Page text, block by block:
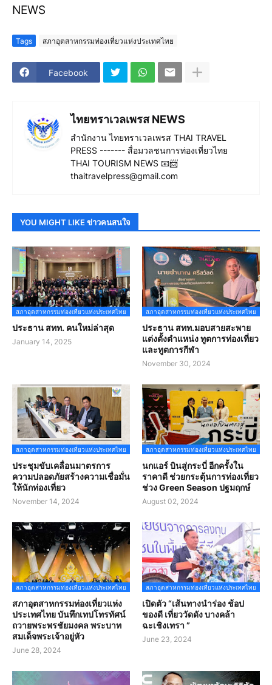
NEWS
Tags สภาอุตสาหกรรมท่องเที่ยวแห่งประเทศไทย
Facebook
ไทยทราเวลเพรส NEWS
สำนักงาน ไทยทราเวลเพรส THAI TRAVEL
PRESS ------- สื่อมวลชนการท่องเที่ยวไทย
THAI TOURISM NEWS 📧📨
thaitravelpress@gmail.com
YOU MIGHT LIKE ข่าวคนสนใจ
สภาอุตสาหกรรมท่องเที่ยวแห่งประเทศไทย
ประธาน สทท. คนใหม่ล่าสุด
January 14, 2025
สภาอุตสาหกรรมท่องเที่ยวแห่งประเทศไทย
ประธาน สทท.มอบสายสะพาย
แต่งตั้งตำแหน่ง ทูตการท่องเที่ยว
และทูตการกีฬา
November 30, 2024
สภาอุตสาหกรรมท่องเที่ยวแห่งประเทศไทย
ประชุมขับเคลื่อนมาตรการ
ความปลอดภัยสร้างความเชื่อมั่น
ให้นักท่องเที่ยว
November 14, 2024
สภาอุตสาหกรรมท่องเที่ยวแห่งประเทศไทย
นกแอร์ บินสู่กระบี่ อีกครั้งใน
ราคาดี ช่วยกระตุ้นการท่องเที่ยว
ช่วง Green Season ปฐมฤกษ์
August 02, 2024
สภาอุตสาหกรรมท่องเที่ยวแห่งประเทศไทย
สภาอุตสาหกรรมท่องเที่ยวแห่ง
ประเทศไทย บันทึกเทปโทรทัศน์
ถวายพระพรชัยมงคล พระบาท
สมเด็จพระเจ้าอยู่หัว
June 28, 2024
สภาอุตสาหกรรมท่องเที่ยวแห่งประเทศไทย
เปิดตัว “เส้นทางนำร่อง ช้อป
ของดี เที่ยววัดดัง บางคล้า
ฉะเชิงเทรา ”
June 23, 2024